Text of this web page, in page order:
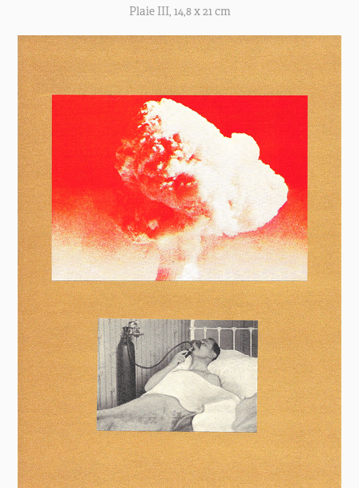
Plaie III, 14,8 x 21 cm